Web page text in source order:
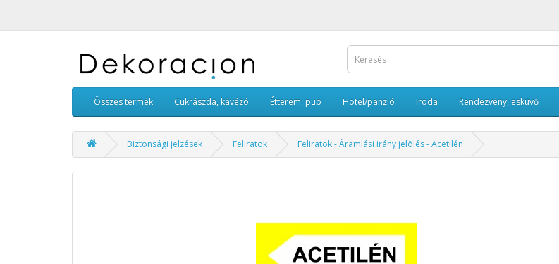
Összes termék Cukrászda, kávézó Étterem, pub Hotel/panzió Iroda Rendezvény, esküvő
Biztonsági jelzések Feliratok Feliratok - Áramlási irány jelölés - Acetilén